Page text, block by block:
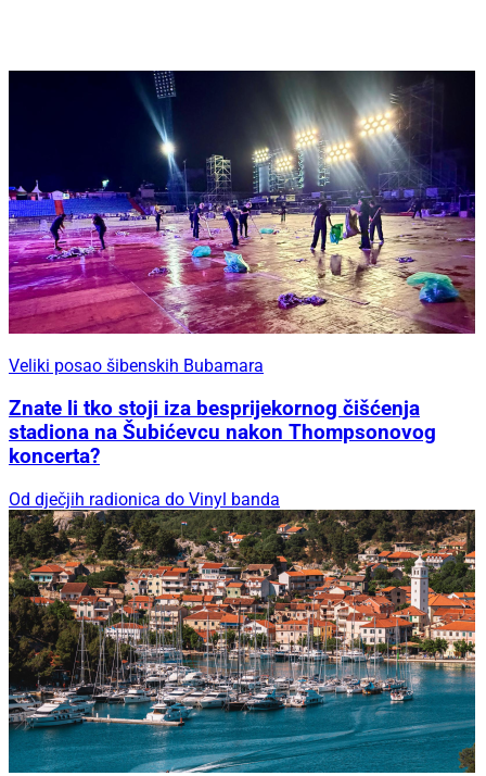
Veliki posao šibenskih Bubamara
Znate li tko stoji iza besprijekornog čišćenja
stadiona na Šubićevcu nakon Thompsonovog
koncerta?
Od dječjih radionica do Vinyl banda